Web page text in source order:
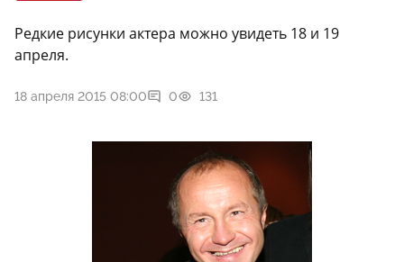
Редкие рисунки актера можно увидеть 18 и 19
апреля.
18 апреля 2015 08:00 0 131